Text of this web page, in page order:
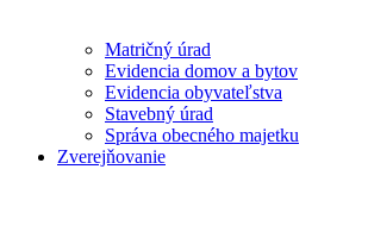
Matričný úrad
Evidencia domov a bytov
Evidencia obyvateľstva
Stavebný úrad
Správa obecného majetku
Zverejňovanie